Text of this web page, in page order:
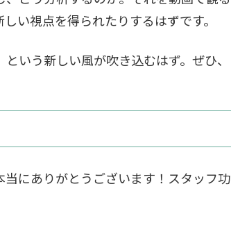
い視点を得られたりするはずです。
いう新しい風が吹き込むはず。ぜひ、
にありがとうございます！スタッフ功